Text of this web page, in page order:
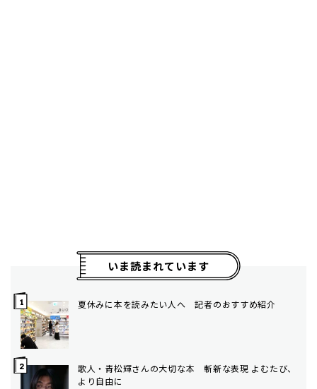
いま読まれています
夏休みに本を読みたい人へ 記者のおすすめ紹介
歌人・青松輝さんの大切な本 斬新な表現 よむたび、
より自由に